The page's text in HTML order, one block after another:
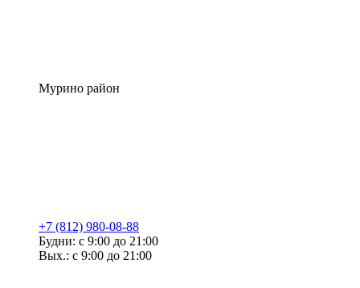
Мурино район
+7 (812) 980-08-88
Будни: с 9:00 до 21:00
Вых.: с 9:00 до 21:00